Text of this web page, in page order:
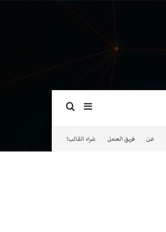
إضافة عمود جانبي
بحث عن
عن فريق العمل شراء القالب!